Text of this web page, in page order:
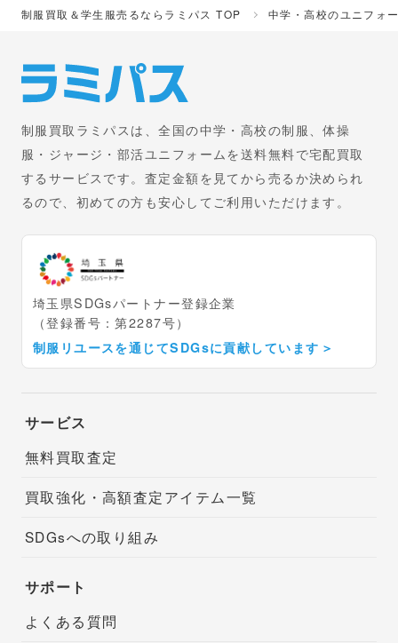
制服買取＆学生服売るならラミパス TOP 中学・高校のユニフォ
制服買取ラミパスは、全国の中学・高校の制服、体操
服・ジャージ・部活ユニフォームを送料無料で宅配買取
するサービスです。査定金額を見てから売るか決められ
るので、初めての方も安心してご利用いただけます。
埼玉県SDGsパートナー登録企業
（登録番号：第2287号）
制服リユースを通じてSDGsに貢献しています ＞
サービス
無料買取査定
買取強化・高額査定アイテム一覧
SDGsへの取り組み
サポート
よくある質問